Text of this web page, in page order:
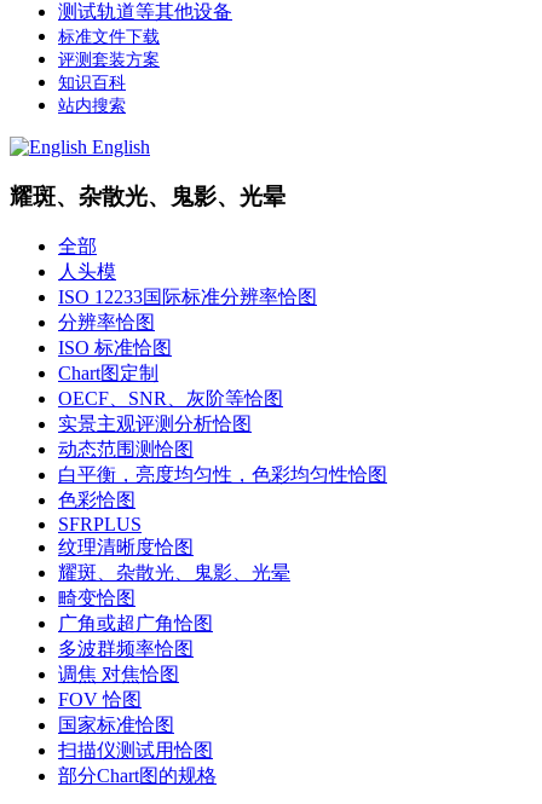
测试轨道等其他设备
标准文件下载
评测套装方案
知识百科
站内搜索
English
耀斑、杂散光、鬼影、光晕
全部
人头模
ISO 12233国际标准分辨率恰图
分辨率恰图
ISO 标准恰图
Chart图定制
OECF、SNR、灰阶等恰图
实景主观评测分析恰图
动态范围测恰图
白平衡，亮度均匀性，色彩均匀性恰图
色彩恰图
SFRPLUS
纹理清晰度恰图
耀斑、杂散光、鬼影、光晕
畸变恰图
广角或超广角恰图
多波群频率恰图
调焦 对焦恰图
FOV 恰图
国家标准恰图
扫描仪测试用恰图
部分Chart图的规格